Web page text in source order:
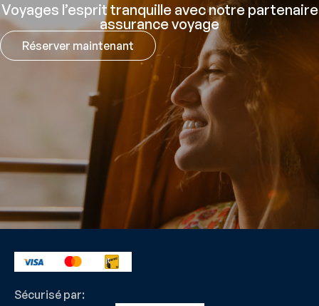
Voyages l’esprit tranquille avec notre partenaire
assurance voyage
Réserver maintenant
Sécurisé par: